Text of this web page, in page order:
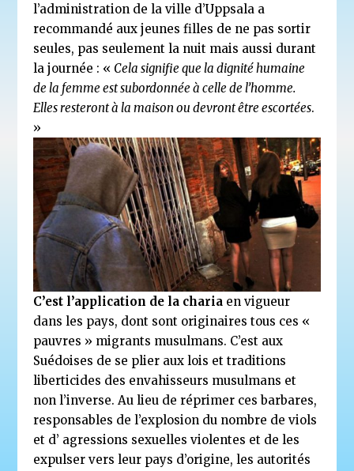
l’administration de la ville d’Uppsala a
recommandé aux jeunes filles de ne pas sortir
seules, pas seulement la nuit mais aussi durant
la journée : « Cela signifie que la dignité humaine
de la femme est subordonnée à celle de l’homme.
Elles resteront à la maison ou devront être escortées.
»
C’est l’application de la charia en vigueur
dans les pays, dont sont originaires tous ces «
pauvres » migrants musulmans. C’est aux
Suédoises de se plier aux lois et traditions
liberticides des envahisseurs musulmans et
non l’inverse. Au lieu de réprimer ces barbares,
responsables de l’explosion du nombre de viols
et d’ agressions sexuelles violentes et de les
expulser vers leur pays d’origine, les autorités